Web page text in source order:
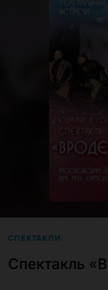
СПЕКТАКЛИ
Спектакль